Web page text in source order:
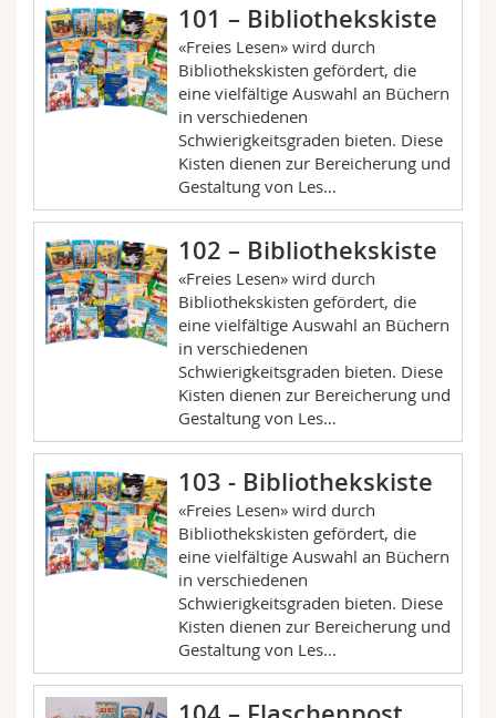
101 – Bibliothekskiste
«Freies Lesen» wird durch
Bibliothekskisten gefördert, die
eine vielfältige Auswahl an Büchern
in verschiedenen
Schwierigkeitsgraden bieten. Diese
Kisten dienen zur Bereicherung und
Gestaltung von Les…
102 – Bibliothekskiste
«Freies Lesen» wird durch
Bibliothekskisten gefördert, die
eine vielfältige Auswahl an Büchern
in verschiedenen
Schwierigkeitsgraden bieten. Diese
Kisten dienen zur Bereicherung und
Gestaltung von Les…
103 - Bibliothekskiste
«Freies Lesen» wird durch
Bibliothekskisten gefördert, die
eine vielfältige Auswahl an Büchern
in verschiedenen
Schwierigkeitsgraden bieten. Diese
Kisten dienen zur Bereicherung und
Gestaltung von Les…